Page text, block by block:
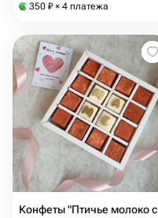
350 ₽ × 4 платежа
Конфеты "Птичье молоко с